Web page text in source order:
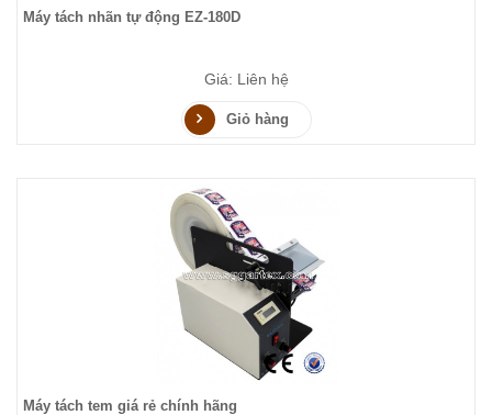
Máy tách nhãn tự động EZ-180D
Giá: Liên hệ
Giỏ hàng
Máy tách tem giá rẻ chính hãng